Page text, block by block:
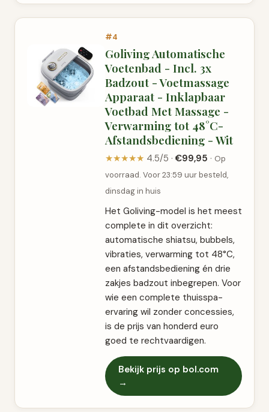
#4
Goliving Automatische
Voetenbad - Incl. 3x
Badzout - Voetmassage
Apparaat - Inklapbaar
Voetbad Met Massage -
Verwarming tot 48°C-
Afstandsbediening - Wit
★★★★★ 4.5/5 ·€99,95 · Op
voorraad. Voor 23:59 uur besteld,
dinsdag in huis
Het Goliving-model is het meest
complete in dit overzicht:
automatische shiatsu, bubbels,
vibraties, verwarming tot 48°C,
een afstandsbediening én drie
zakjes badzout inbegrepen. Voor
wie een complete thuisspa-
ervaring wil zonder concessies,
is de prijs van honderd euro
goed te rechtvaardigen.
Bekijk prijs op bol.com
→